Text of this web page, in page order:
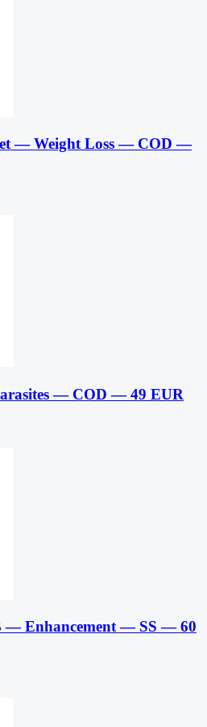
— Weight Loss — COD —
— COD — 49 EUR
— Enhancement — SS — 60